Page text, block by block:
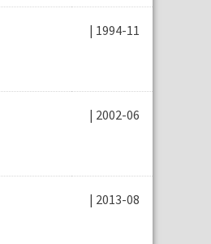
| 1994-11
| 2002-06
| 2013-08